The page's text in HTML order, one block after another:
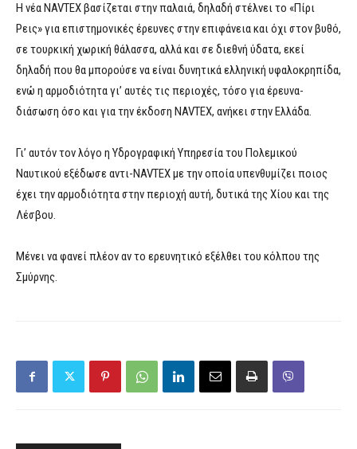
Η νέα NAVTEX βασίζεται στην παλαιά, δηλαδή στέλνει το «Πίρι
Ρεις» για επιστημονικές έρευνες στην επιφάνεια και όχι στον βυθό,
σε τουρκική χωρική θάλασσα, αλλά και σε διεθνή ύδατα, εκεί
δηλαδή που θα μπορούσε να είναι δυνητικά ελληνική υφαλοκρηπίδα,
ενώ η αρμοδιότητα γι’ αυτές τις περιοχές, τόσο για έρευνα-
διάσωση όσο και για την έκδοση NAVTEX, ανήκει στην Ελλάδα.
Γι’ αυτόν τον λόγο η Υδρογραφική Υπηρεσία του Πολεμικού
Ναυτικού εξέδωσε αντι-NAVTEX με την οποία υπενθυμίζει ποιος
έχει την αρμοδιότητα στην περιοχή αυτή, δυτικά της Χίου και της
Λέσβου.
Μένει να φανεί πλέον αν το ερευνητικό εξέλθει του κόλπου της
Σμύρνης.